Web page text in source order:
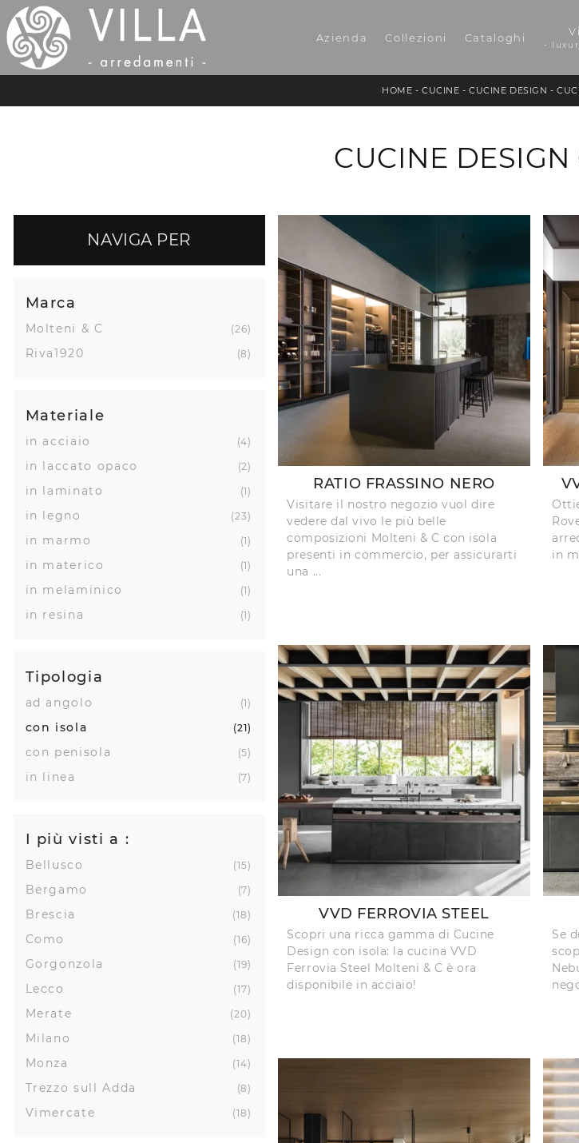
Azienda Collezioni Cataloghi
-
HOME -CUCINE -CUCINE DESIGN -
CUCINE
NAVIGA PER
Marca
Molteni & C 26
Riva1920 8
Materiale
in acciaio 4
in laccato opaco 2
in laminato 1
in legno 23
in marmo 1
in materico 1
in melaminico 1
in resina 1
Tipologia
ad angolo 1
con isola 21
con penisola 5
in linea 7
I più visti a :
Bellusco 15
Bergamo 7
Brescia 18
Como 16
Gorgonzola 19
Lecco 17
Merate 20
Milano 18
Monza 14
Trezzo sull Adda 8
Vimercate 18
RATIO FRASSINO NERO
Visitare il nostro negozio vuol dire
vedere dal vivo le più belle
composizioni Molteni & C con isola
presenti in commercio, per assicurarti
una ...
in
VVD FERROVIA STEEL
Scopri una ricca gamma di Cucine
Design con isola: la cucina VVD
Ferrovia Steel Molteni & C è ora
disponibile in acciaio!
Se